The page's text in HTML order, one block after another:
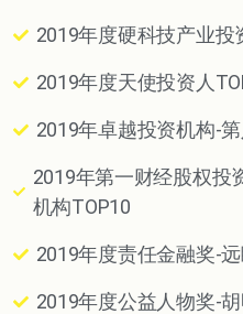
2019年度硬科技产业投
2019年度天使投资人
2019年卓越投资机构-
2019年第一财经股权投
机构TOP10
2019年度责任金融奖-
2019年度公益人物奖-